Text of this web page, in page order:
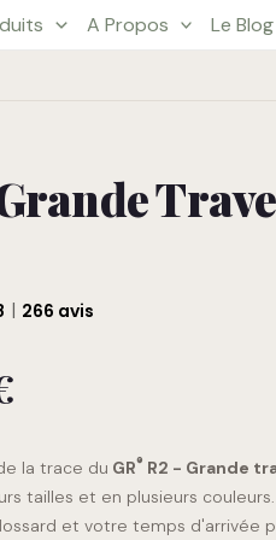
A Propos Le Blog
266 avis
la trace du GR® R2 - Grande
tailles et en plusieurs
et votre temps d'arrivée